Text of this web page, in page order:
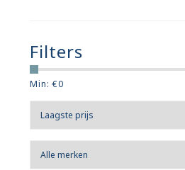
Filters
Min: €0